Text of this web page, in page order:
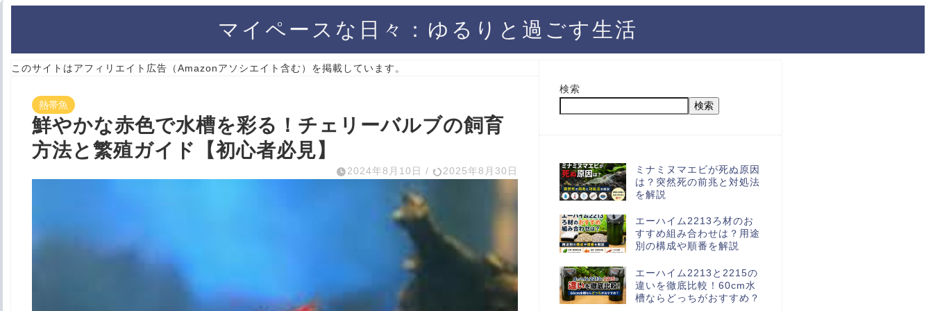
マイペースな日々：ゆるりと過ごす生活
このサイトはアフィリエイト広告（Amazonアソシエイト含む）を掲載しています。
熱帯魚
鮮やかな赤色で水槽を彩る！チェリーバルブの飼育
方法と繁殖ガイド【初心者必見】
2024年8月10日 / 2025年8月30日
検索
検索
ミナミヌマエビが死ぬ原因
は？突然死の前兆と対処法
を解説
エーハイム2213ろ材のお
すすめ組み合わせは？用途
別の構成や順番を解説
エーハイム2213と2215の
違いを徹底比較！60cm水
槽ならどっちがおすすめ？